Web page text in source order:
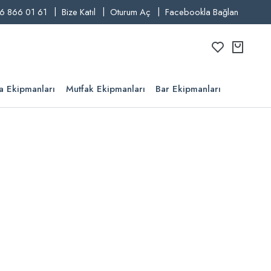
866 01 61 Bize Katıl Oturum Aç Facebookla Bağlan
Ekipmanları Mutfak Ekipmanları Bar Ekipmanları